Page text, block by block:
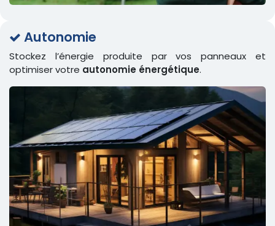
Autonomie
Stockez l’énergie produite par vos panneaux et
optimiser votre autonomie énergétique.